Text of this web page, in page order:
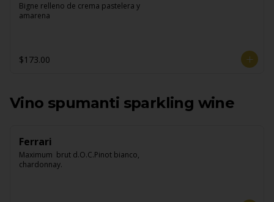
Bigne relleno de crema pastelera y
amarena
$173.00
Vino spumanti sparkling wine
Ferrari
Maximum  brut d.O.C.Pinot bianco,
chardonnay.